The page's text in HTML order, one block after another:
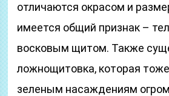
отличаются окрасом и
имеется общий признак –
восковым щитом. Также
ложнощитовка, которая
зеленым насаждениям